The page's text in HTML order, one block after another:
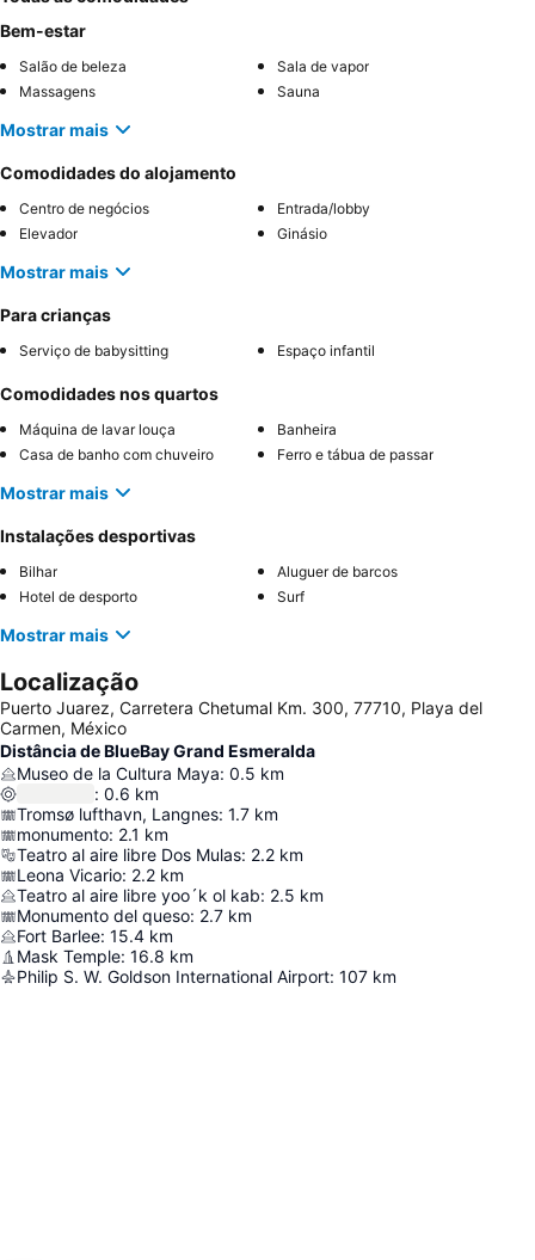
Bem-estar
Salão de beleza
Sala de vapor
Massagens
Sauna
Mostrar mais
Comodidades do alojamento
Centro de negócios
Entrada/lobby
Elevador
Ginásio
Mostrar mais
Para crianças
Serviço de babysitting Espaço infantil
Comodidades nos quartos
Máquina de lavar louça
Banheira
Casa de banho com chuveiro
Ferro e tábua de passar
Mostrar mais
Instalações desportivas
Bilhar
Aluguer de barcos
Hotel de desporto
Surf
Mostrar mais
Localização
Puerto Juarez, Carretera Chetumal Km. 300, 77710, Playa del
Carmen, México
Distância de BlueBay Grand Esmeralda
Museo de la Cultura Maya: 0.5 km
: 0.6 km
Tromsø lufthavn, Langnes: 1.7 km
monumento: 2.1 km
Teatro al aire libre Dos Mulas: 2.2 km
Leona Vicario: 2.2 km
Teatro al aire libre yoo´k ol kab: 2.5 km
Monumento del queso: 2.7 km
Fort Barlee: 15.4 km
Mask Temple: 16.8 km
Philip S. W. Goldson International Airport: 107 km